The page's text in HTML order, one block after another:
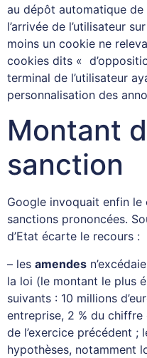
au dépôt automatique
l’arrivée de l’utilisateur
moins un cookie ne
cookies dits «
terminal de l’utilisateur
personnalisation des
Montant
sanction
Google invoquait enfin
sanctions prononcées.
d’Etat écarte le recours :
– les amendes
la loi (le montant le plus
suivants : 10 millions
entreprise, 2 % du chiffre
de l’exercice précédent ;
hypothèses, notamment